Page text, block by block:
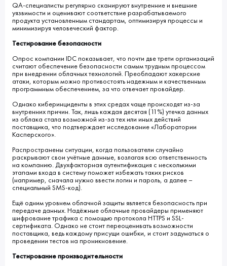
QA-специалисты регулярно сканируют внутренние и внешние
уязвимости и оценивают соответствие разрабатываемого
продукта установленным стандартам, оптимизируя процессы и
минимизируя человеческий фактор.
Тестирование безопасности
Опрос компании IDC показывает, что почти две трети организаций
считают обеспечение безопасности самым трудным процессом
при внедрении облачных технологий. Преобладают хакерские
атаки, которым можно противостоять надежным и качественным
программным обеспечением, за что отвечает провайдер.
Однако киберинциденты в этих средах чаще происходят из-за
внутренних причин. Так, лишь каждая десятая (11%) утечка данных
из облака стала возможной из-за тех или иных действий
поставщика, что подтверждает исследование «Лаборатории
Касперского».
Распространены ситуации, когда пользователи случайно
раскрывают свои учётные данные, возлагая всю ответственность
на компанию. Двухфакторная аутентификация с несколькими
этапами входа в систему поможет избежать таких рисков
(например, сначала нужно ввести логин и пароль, а далее –
специальный SMS-код).
Ещё одним уровнем облачной защиты является безопасность при
передаче данных. Надёжные облачные провайдеры применяют
шифрование трафика с помощью протокола HTTPS и SSL-
сертификата. Однако не стоит переоценивать возможности
поставщика, ведь каждому присущи ошибки, и стоит задуматься о
проведении тестов на проникновение.
Тестирование производительности